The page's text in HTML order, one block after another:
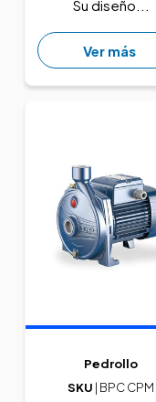
Su diseño...
Ver más
Pedrollo
SKU | BPC CPM